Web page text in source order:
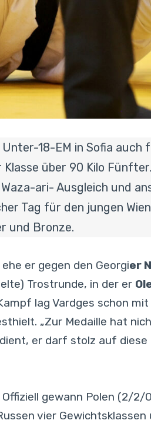
18-EM in Sofia
Klasse über 90 Kilo
ari- Ausgleich und
Tag für den jungen
und Bronze.
er gegen den Georgier
Trostrunde, in der er
lag Vardges schon
„Zur Medaille hat
er darf stolz auf diese
gewann Polen (2/2/
vier Gewichtsklassen